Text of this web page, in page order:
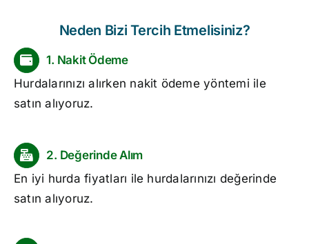
Neden Bizi Tercih Etmelisiniz?
1. Nakit Ödeme
Hurdalarınızı alırken nakit ödeme yöntemi ile
satın alıyoruz.
2. Değerinde Alım
En iyi hurda fiyatları ile hurdalarınızı değerinde
satın alıyoruz.